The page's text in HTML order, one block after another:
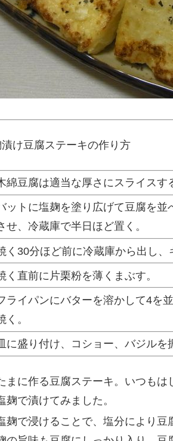
け豆腐ステーキの作り方
綿豆腐は適当な厚さにスライスす
ットに塩麹を塗り広げて豆腐を
せ、冷蔵庫で半日ほど置く。
く30分ほど前に冷蔵庫から出し
く直前に片栗粉を薄くまぶす。
ライパンにバターを溶かして4を
く。
皿に盛り付け、コショー、バジル
まに作る豆腐ステーキ。いつも
麹で漬けてみました。
麹で浸けることで、塩分により